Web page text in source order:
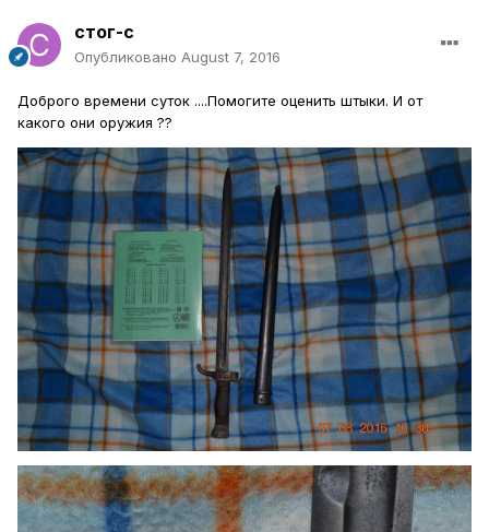
стог-с
Опубликовано August 7, 2016
Доброго времени суток ....Помогите оценить штыки. И от
какого они оружия ??